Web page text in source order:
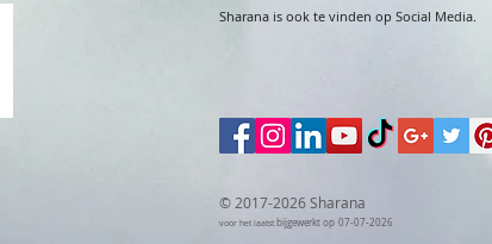
Sharana is ook te vinden op Social Media.
© 2017-2026 Sharana
voor het laatst bijgewerkt op 07-07-2026